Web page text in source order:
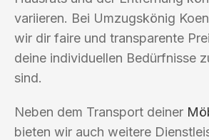
variieren. Bei Umzugskönig
wir dir faire und transparente
deine individuellen Bedürfnisse
sind.
Neben dem Transport deiner
bieten wir auch weitere